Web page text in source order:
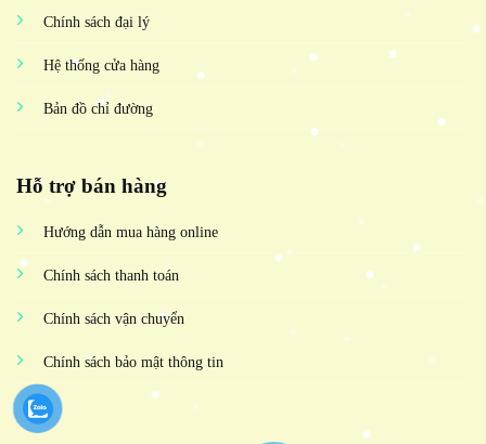
Chính sách đại lý
Hệ thống cửa hàng
Bản đồ chỉ đường
Hỗ trợ bán hàng
Hướng dẫn mua hàng online
Chính sách thanh toán
Chính sách vận chuyển
Chính sách bảo mật thông tin